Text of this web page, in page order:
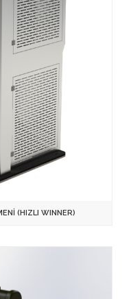
(HIZLI WINNER)